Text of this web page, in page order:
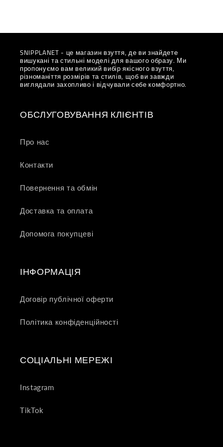
SNIPPLANET - це магазин взуття, де ви знайдете
вишукані та стильні моделі для вашого образу. Ми
пропонуємо вам великий вибір якісного взуття,
різноманіття розмірів та стилів, щоб ви завжди
виглядали захопливо і відчували себе комфортно.
ОБСЛУГОВУВАННЯ КЛІЄНТІВ
Про нас
Контакти
Повернення та обмін
Доставка та оплата
Допомога покупцеві
ІНФОРМАЦІЯ
Договір публічної оферти
Політика конфіденційності
СОЦІАЛЬНІ МЕРЕЖІ
Instagram
TikTok